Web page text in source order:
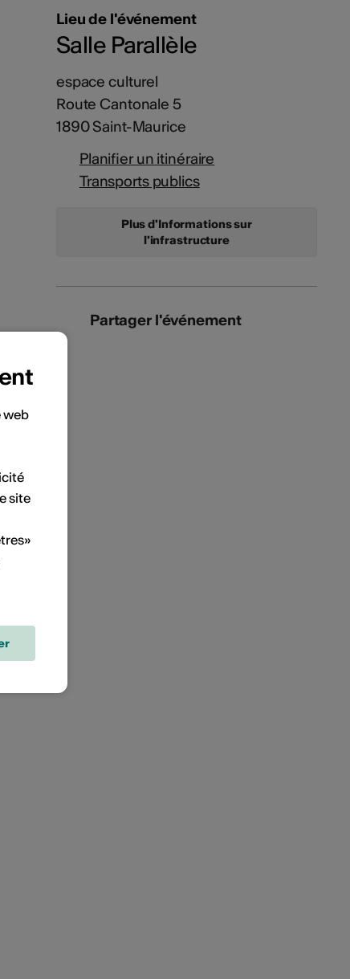
Lieu de l'événement
Salle Parallèle
espace culturel
Route Cantonale 5
1890 Saint-Maurice
Planifier un itinéraire
Transports publics
Plus d'Informations sur
l'infrastructure
Partager l'événement
web
site